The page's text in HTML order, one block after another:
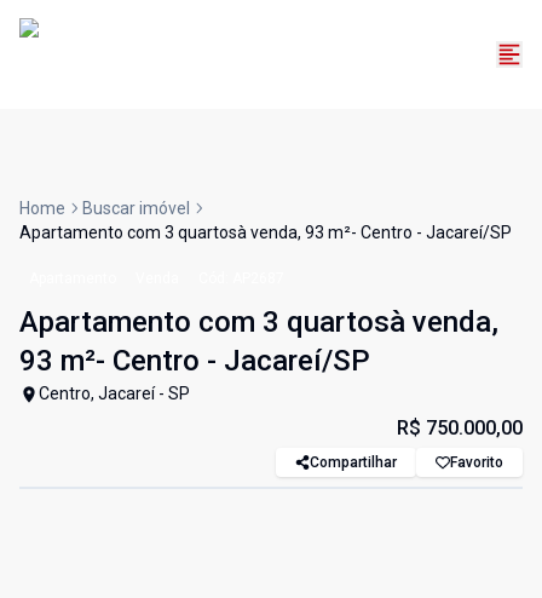
Home
Buscar imóvel
Apartamento com 3 quartosà venda, 93 m²- Centro - Jacareí/SP
Apartamento com 3 quartosà venda,
93 m²- Centro - Jacareí/SP
Centro, Jacareí - SP
R$ 750.000,00
Compartilhar Favorito